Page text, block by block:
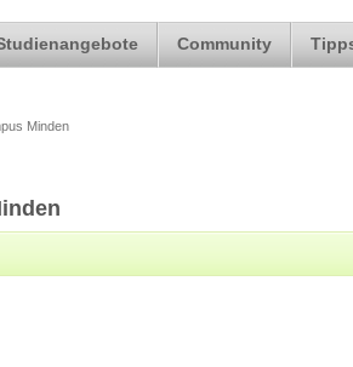
Community
Minden